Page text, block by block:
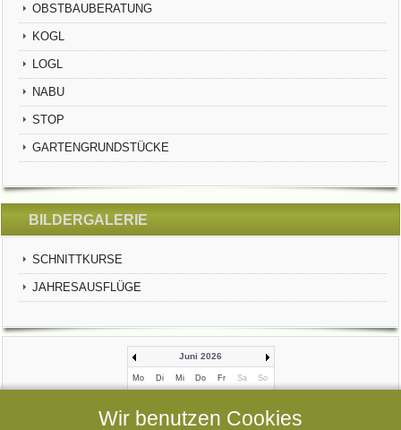
OBSTBAUBERATUNG
KOGL
LOGL
NABU
STOP
GARTENGRUNDSTÜCKE
BILDERGALERIE
SCHNITTKURSE
JAHRESAUSFLÜGE
Juni 2026
Mo Di Mi Do Fr Sa So
8 9 10 11 13 14
Wir benutzen Cookies